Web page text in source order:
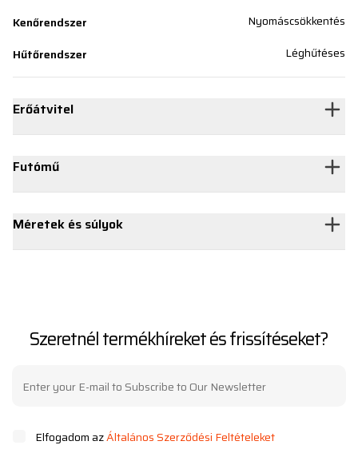
Kenőrendszer
Nyomáscsökkentés
Hűtőrendszer
Léghűtéses
Erőátvitel
Futómű
Méretek és súlyok
Szeretnél termékhíreket és frissítéseket?
Elfogadom azÁltalános Szerződési Feltételeket